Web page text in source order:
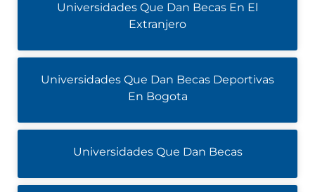
Universidades Que Dan Becas En El
Extranjero
Universidades Que Dan Becas Deportivas
En Bogota
Universidades Que Dan Becas